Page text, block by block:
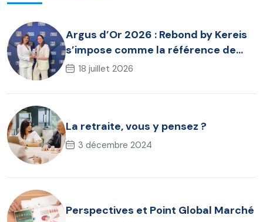
Argus d’Or 2026 : Rebond by Kereis
s’impose comme la référence de
l’assurance chômage dirigeant
18 juillet 2026
La retraite, vous y pensez ?
3 décembre 2024
Perspectives et Point Global Marché